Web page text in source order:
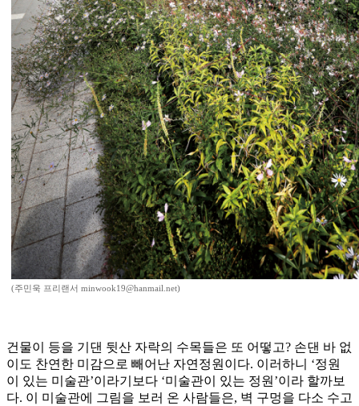
(주민욱 프리랜서 minwook19@hanmail.net)
건물이 등을 기댄 뒷산 자락의 수목들은 또 어떻고? 손댄 바 없
이도 찬연한 미감으로 빼어난 자연정원이다. 이러하니 ‘정원
이 있는 미술관’이라기보다 ‘미술관이 있는 정원’이라 할까보
다. 이 미술관에 그림을 보러 온 사람들은, 벽 구멍을 다소 수고